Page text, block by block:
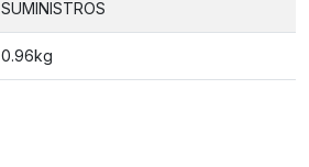
SUMINISTROS
0.96kg